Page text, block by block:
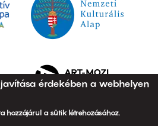
érdekében a webhelyen
hozzájárul a sütik létrehozásához.